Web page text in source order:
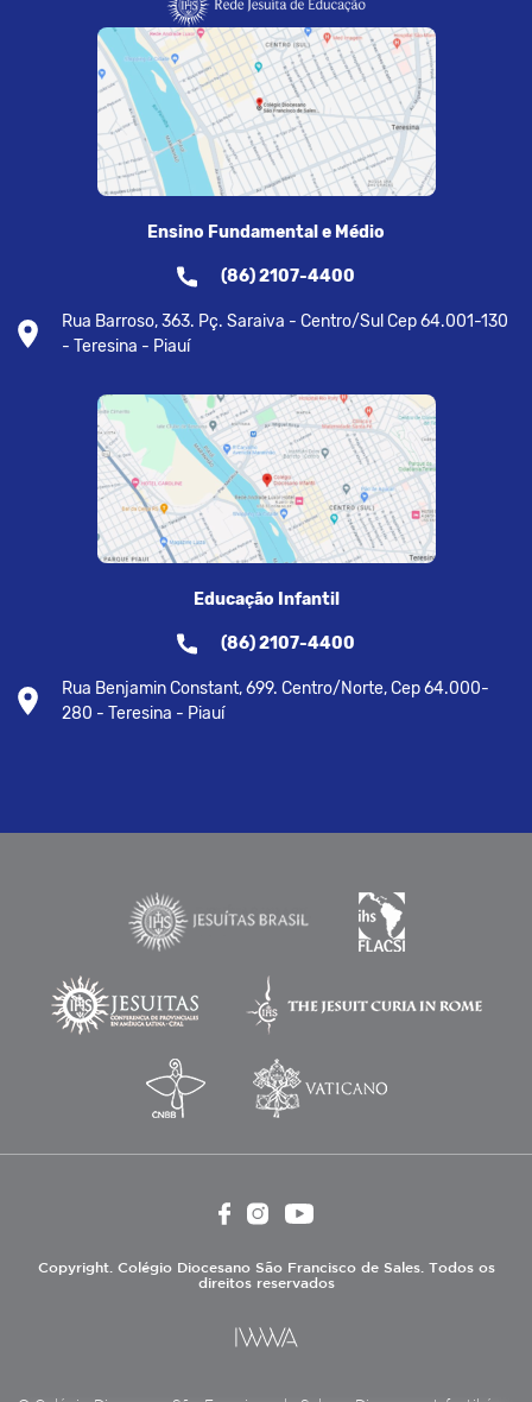
Ensino Fundamental e Médio
(86) 2107-4400
Rua Barroso, 363. Pç. Saraiva - Centro/Sul Cep 64.001-130
- Teresina - Piauí
Educação Infantil
(86) 2107-4400
Rua Benjamin Constant, 699. Centro/Norte, Cep 64.000-
280 - Teresina - Piauí
Copyright. Colégio Diocesano São Francisco de Sales. Todos os
direitos reservados